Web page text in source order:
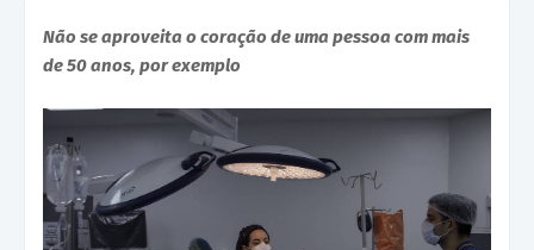
Não se aproveita o coração de uma pessoa com mais
de 50 anos, por exemplo